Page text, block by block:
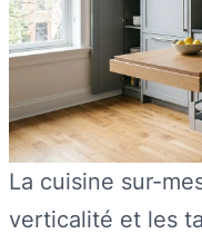
La cuisine sur-
verticalité et les